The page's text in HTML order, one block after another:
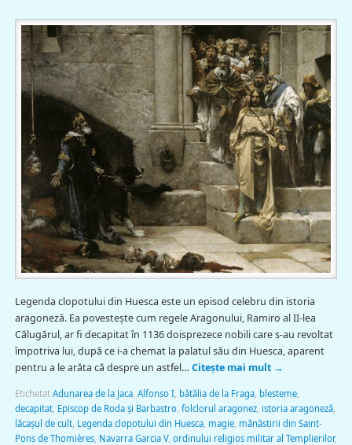
Legenda clopotului din Huesca este un episod celebru din istoria
aragoneză. Ea povestește cum regele Aragonului, Ramiro al II-lea
Călugărul, ar fi decapitat în 1136 doisprezece nobili care s-au revoltat
împotriva lui, după ce i-a chemat la palatul său din Huesca, aparent
pentru a le arăta că despre un astfel… Citește mai mult →
Etichetat Adunarea de la Jaca, Alfonso I, bătălia de la Fraga, blesteme,
decapitat, Episcop de Roda și Barbastro, folclorul aragonez, istoria aragoneză,
lăcaşul de cult, Legenda clopotului din Huesca, magie, mănăstirii din Saint-
Pons de Thomières, Navarra Garcia V, ordinului religios militar al Templierilor,